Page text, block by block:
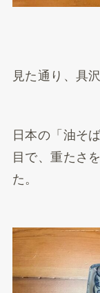
見た通り、具沢
日本の「油そ
目で、重たさ
た。